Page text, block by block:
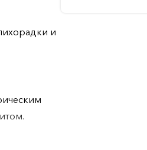
и